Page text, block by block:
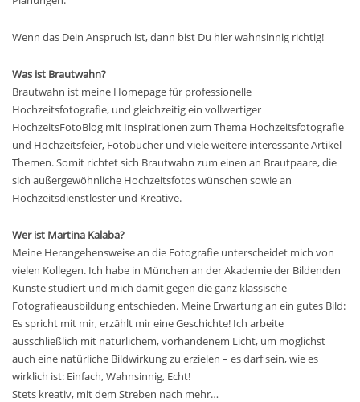
Wenn das Dein Anspruch ist, dann bist Du hier wahnsinnig richtig!
Was ist Brautwahn?
Brautwahn ist meine Homepage für professionelle
Hochzeitsfotografie, und gleichzeitig ein vollwertiger
HochzeitsFotoBlog mit Inspirationen zum Thema Hochzeitsfotografie
und Hochzeitsfeier, Fotobücher und viele weitere interessante Artikel-
Themen. Somit richtet sich Brautwahn zum einen an Brautpaare, die
sich außergewöhnliche Hochzeitsfotos wünschen sowie an
Hochzeitsdienstlester und Kreative.
Wer ist Martina Kalaba?
Meine Herangehensweise an die Fotografie unterscheidet mich von
vielen Kollegen. Ich habe in München an der Akademie der Bildenden
Künste studiert und mich damit gegen die ganz klassische
Fotografieausbildung entschieden. Meine Erwartung an ein gutes Bild:
Es spricht mit mir, erzählt mir eine Geschichte! Ich arbeite
ausschließlich mit natürlichem, vorhandenem Licht, um möglichst
auch eine natürliche Bildwirkung zu erzielen – es darf sein, wie es
wirklich ist: Einfach, Wahnsinnig, Echt!
Stets kreativ, mit dem Streben nach mehr…